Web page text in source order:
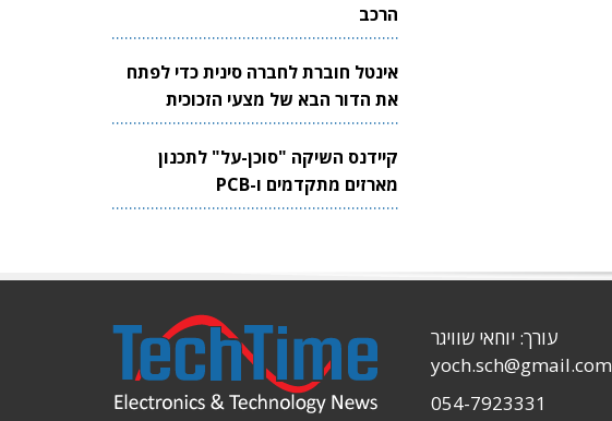
הרכב
אינטל חוברת לחברה סינית כדי לפתח
את הדור הבא של מצעי הזכוכית
לשבבים
קיידנס השיקה "סוכן-על" לתכנון
מארזים מתקדמים ו-PCB
עורך: יוחאי שוויגר
yoch.sch@gmail.com
054-7923331